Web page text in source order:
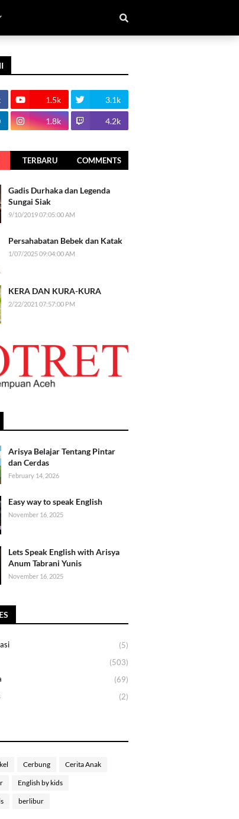
1.5k 3.1k
1.8k 4.2k
TERBARU COMMENTS
Gadis Durhaka dan Legenda
Sungai Siak
9/10/2019 07:05:00 AM
Persahabatan Bebek dan Katak
1/07/2025 09:04:00 AM
KERA DAN KURA-KURA
2/22/2021 07:57:00 PM
Arisya Belajar Tentang Pintar
dan Cerdas
February 14, 2026
Easy way to speak English
November 16, 2025
Lets Speak English with Arisya
Anum Tabrani Yunis
November 16, 2025
(5)
(503)
(69)
(2)
Cerbung Cerita Anak
English by kids
berlibur